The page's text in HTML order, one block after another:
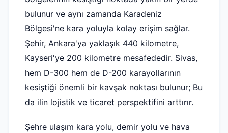
bulunur ve aynı zamanda Karadeniz
Bölgesi'ne kara yoluyla kolay erişim sağlar.
Şehir, Ankara'ya yaklaşık 440 kilometre,
Kayseri'ye 200 kilometre mesafededir. Sivas,
hem D-300 hem de D-200 karayollarının
kesiştiği önemli bir kavşak noktası bulunur; Bu
da ilin lojistik ve ticaret perspektifini arttırır.
Şehre ulaşım kara yolu, demir yolu ve hava